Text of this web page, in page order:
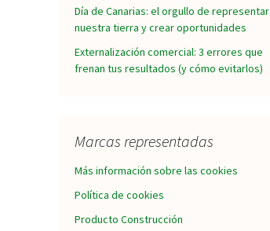
Día de Canarias: el orgullo de representar
nuestra tierra y crear oportunidades
Externalización comercial: 3 errores que
frenan tus resultados (y cómo evitarlos)
Marcas representadas
Más información sobre las cookies
Política de cookies
Producto Construcción